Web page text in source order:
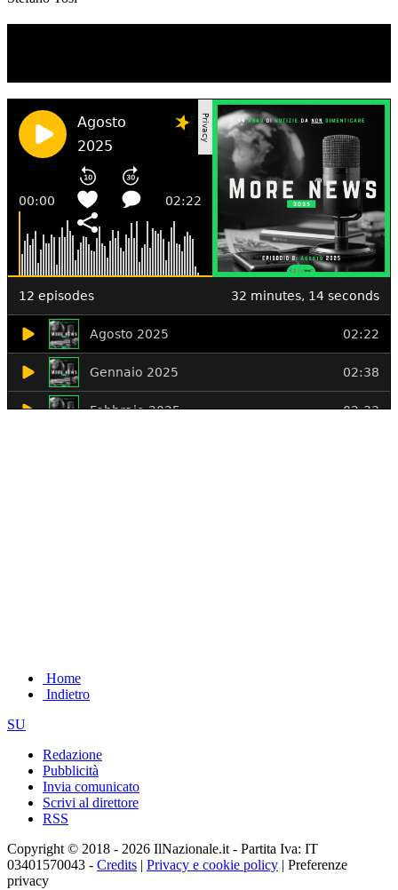
Home
Indietro
SU
Redazione
Pubblicità
Invia comunicato
Scrivi al direttore
RSS
Copyright © 2018 - 2026 IlNazionale.it - Partita Iva: IT
03401570043 - Credits | Privacy e cookie policy | Preferenze
privacy